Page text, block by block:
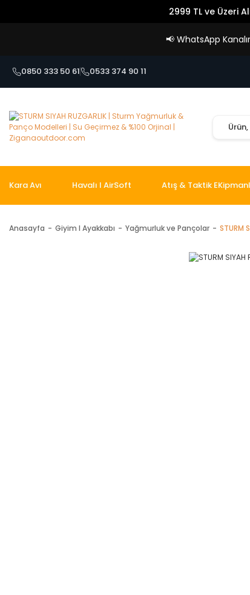
2999 TL ve Üzeri
📢 WhatsApp
0850 333 50 61 0533 374 90 11
Kara Avı Havalı I AirSoft Atış & Taktik
Anasayfa Giyim I Ayakkabı Yağmurluk ve Pançolar STURM